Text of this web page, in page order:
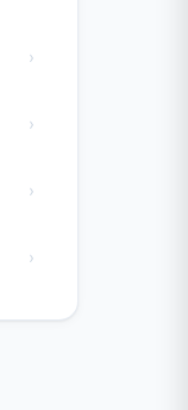
›
›
›
›